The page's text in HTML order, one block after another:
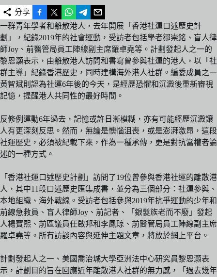
分享
一群青年學者和離散港人，去年開展「香港社運口述歷史計
劃」，紀錄2019年的社會運動，受訪者包括學者鄒崇銘、盲人律
師Joy、前醫管局員工陣線副主席羅卓堯等。計劃發起人之一的
黎恩灝表示，由離散港人訪問和書寫曾參與社運的港人，以「社
群主導」紀錄香港歷史，同時建構海外港人社群。編委成員之一
黃智斌則認為社運6年後的今天，是經歷恐懼和沉澱後重新審視
記憶，提醒港人共同性的最好時間。
反修例運動6年過去，記憶或許日漸模糊，亦有可能經歷沉澱讓
人有更深刻反思。然而，無論是懊惱沮喪，或是澎湃激昂，這段
社運歷史，必須被紀載下來，作為一種承傳，更是對抗當權者論
述的一種方式。
「香港社運口述歷史計劃」訪問了19位曾參與香港社運的離散港
人，其中11段口述歷史匯集成書，並分為三個部分：社運參與、
本地組織、海外戰線。受訪者包括參與2019年抗爭運動的少年和
前線急救員、盲人律師Joy、前記者、「銀髮族老而不廢」發起
人楊寶熙、前區議員任啟邦和李鳳琼、前醫管局員工陣線副主席
羅卓堯等。所有訪談內容與延伸主題文章，將放於網上平台。
計劃發起人之一、美國喬治城大學亞洲法中心研究員黎恩灝表
示，計劃目的旨在回應近年離散港人社群的無力感，「過去幾年